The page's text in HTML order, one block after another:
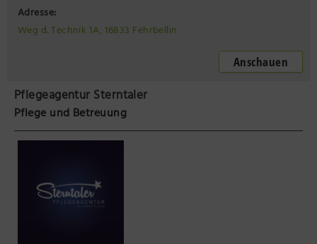
Adresse:
Weg d. Technik 1A, 16833 Fehrbellin
Anschauen
Pflegeagentur Sterntaler
Pflege und Betreuung